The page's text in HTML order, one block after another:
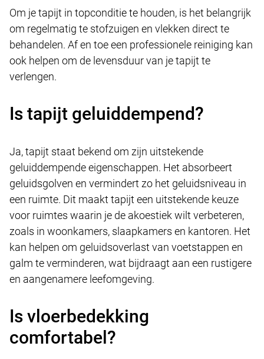
Om je tapijt in topconditie te houden, is het belangrijk
om regelmatig te stofzuigen en vlekken direct te
behandelen. Af en toe een professionele reiniging kan
ook helpen om de levensduur van je tapijt te
verlengen.
Is tapijt geluiddempend?
Ja, tapijt staat bekend om zijn uitstekende
geluiddempende eigenschappen. Het absorbeert
geluidsgolven en vermindert zo het geluidsniveau in
een ruimte. Dit maakt tapijt een uitstekende keuze
voor ruimtes waarin je de akoestiek wilt verbeteren,
zoals in woonkamers, slaapkamers en kantoren. Het
kan helpen om geluidsoverlast van voetstappen en
galm te verminderen, wat bijdraagt aan een rustigere
en aangenamere leefomgeving.
Is vloerbedekking
comfortabel?